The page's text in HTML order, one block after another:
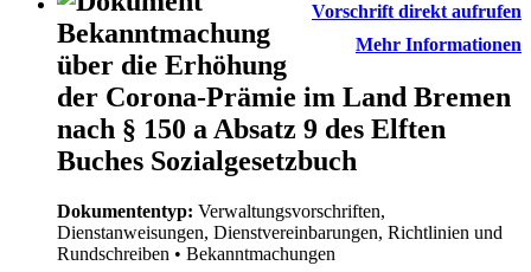
Vorschrift direkt aufrufen
Mehr Informationen
Bekanntmachung
über die Erhöhung
der Corona-Prämie im Land Bremen
nach § 150 a Absatz 9 des Elften
Buches Sozialgesetzbuch
Dokumententyp: Verwaltungsvorschriften,
Dienstanweisungen, Dienstvereinbarungen, Richtlinien und
Rundschreiben • Bekanntmachungen